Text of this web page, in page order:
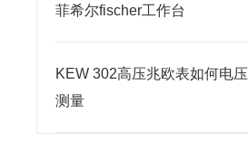
菲希尔fischer工作台
KEW 302高压兆欧表如何电压
测量